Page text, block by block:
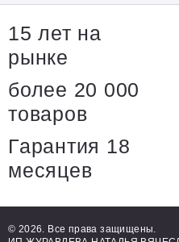
15 лет на
рынке
более 20 000
товаров
Гарантия 18
месяцев
© 2026. Все права защищены.